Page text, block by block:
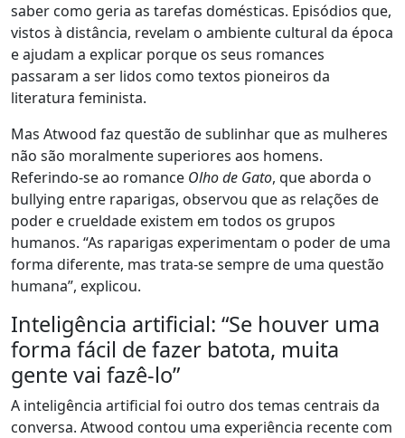
saber como geria as tarefas domésticas. Episódios que,
vistos à distância, revelam o ambiente cultural da época
e ajudam a explicar porque os seus romances
passaram a ser lidos como textos pioneiros da
literatura feminista.
Mas Atwood faz questão de sublinhar que as mulheres
não são moralmente superiores aos homens.
Referindo-se ao romance Olho de Gato, que aborda o
bullying entre raparigas, observou que as relações de
poder e crueldade existem em todos os grupos
humanos. “As raparigas experimentam o poder de uma
forma diferente, mas trata-se sempre de uma questão
humana”, explicou.
Inteligência artificial: “Se houver uma
forma fácil de fazer batota, muita
gente vai fazê-lo”
A inteligência artificial foi outro dos temas centrais da
conversa. Atwood contou uma experiência recente com